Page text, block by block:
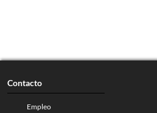
Contacto
Empleo